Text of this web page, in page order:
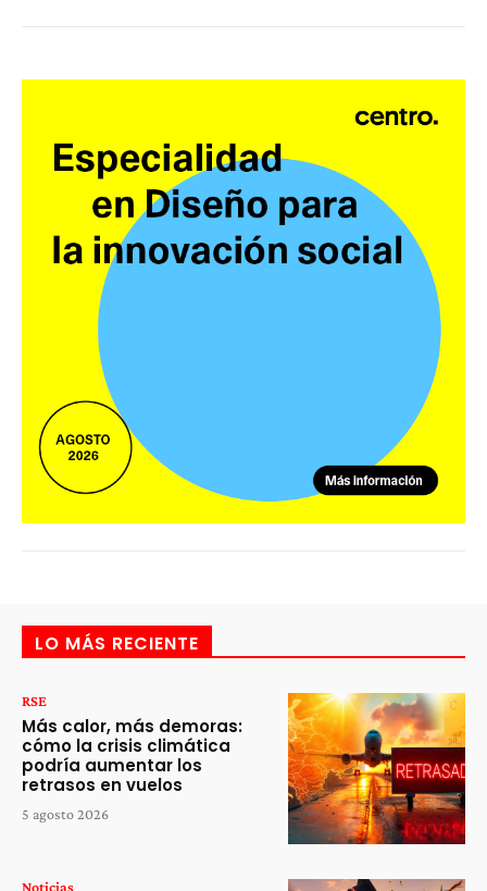
LO MÁS RECIENTE
RSE
Más calor, más demoras:
cómo la crisis climática
podría aumentar los
retrasos en vuelos
5 agosto 2026
Noticias